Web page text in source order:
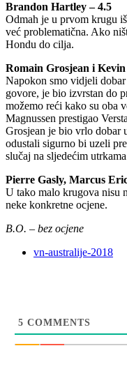
Brandon Hartley – 4.5
Odmah je u prvom krugu
već problematična. Ako
Hondu do cilja.
Romain Grosjean i Kevin
Napokon smo vidjeli
govore, je bio izvrstan do
možemo reći kako su oba
Magnussen prestigao
Grosjean je bio vrlo dobar
odustali sigurno bi uzeli
slučaj na sljedećim
Pierre Gasly, Marcus
U tako malo krugova nisu
neke konkretne ocjene.
B.O. – bez ocjene
vn-australije-2018
5 COMMENTS